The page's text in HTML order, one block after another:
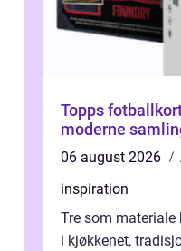
Topps
moderne
06 august 2026
inspiration
Tre som
i kjøkkenet,